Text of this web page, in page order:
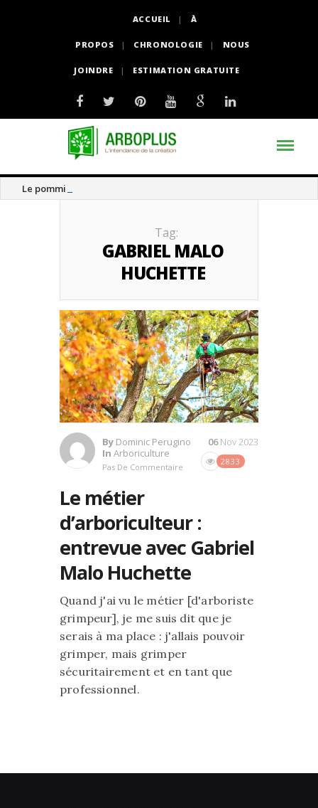
ACCUEIL À
PROPOS CHRONOLOGIE NOUS
JOINDRE ESTIMATION GRATUITE
Le pommier thé
Tag:
GABRIEL MALO
HUCHETTE
By Dominic Perugino
In Arboriculture
Pas De Commentaire
2833
06Nov 2023
Le métier
d’arboriculteur :
entrevue avec Gabriel
Malo Huchette
Quand j'ai vu le métier [d'arboriste
grimpeur], je me suis dit que je
serais à ma place : j'allais pouvoir
grimper, mais grimper
sécuritairement et en tant que
professionnel.